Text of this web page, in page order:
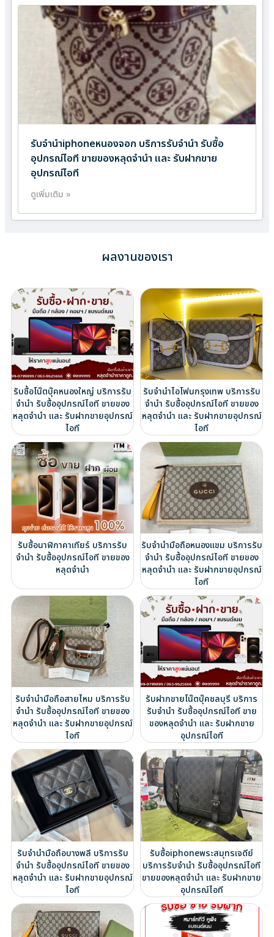
รับจำนำiphoneหนองจอก บริการรับจำนำ รับซื้อ
อุปกรณ์ไอที ขายของหลุดจำนำ และ รับฝากขาย
อุปกรณ์ไอที
ดูเพิ่มเติม »
ผลงานของเรา
รับซื้อโน๊ตบุ๊คหนองใหญ่ บริการรับ
จำนำ รับซื้ออุปกรณ์ไอที ขายของ
หลุดจำนำ และ รับฝากขายอุปกรณ์
ไอที
รับจำนำไอโฟนกรุงเทพ บริการรับ
จำนำ รับซื้ออุปกรณ์ไอที ขายของ
หลุดจำนำ และ รับฝากขายอุปกรณ์
ไอที
รับซื้อนาฬิกาคาเทียร์ บริการรับ
จำนำ รับซื้ออุปกรณ์ไอที ขายของ
หลุดจำนำ
รับจำนำมือถือหนองแขม บริการรับ
จำนำ รับซื้ออุปกรณ์ไอที ขายของ
หลุดจำนำ และ รับฝากขายอุปกรณ์
ไอที
รับจำนำมือถือสายไหม บริการรับ
จำนำ รับซื้ออุปกรณ์ไอที ขายของ
หลุดจำนำ และ รับฝากขายอุปกรณ์
ไอที
รับฝากขายโน๊ตบุ๊คชลบุรี บริการ
รับจำนำ รับซื้ออุปกรณ์ไอที ขาย
ของหลุดจำนำ และ รับฝากขาย
อุปกรณ์ไอที
รับจำนำมือถือบางพลี บริการรับ
จำนำ รับซื้ออุปกรณ์ไอที ขายของ
หลุดจำนำ และ รับฝากขายอุปกรณ์
ไอที
รับซื้อiphoneพระสมุทรเจดีย์
บริการรับจำนำ รับซื้ออุปกรณ์ไอที
ขายของหลุดจำนำ และ รับฝากขาย
อุปกรณ์ไอที